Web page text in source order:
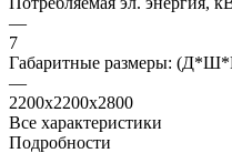
—
7
Габаритные размеры:
—
2200х2200х2800
Все характеристики
Подробности